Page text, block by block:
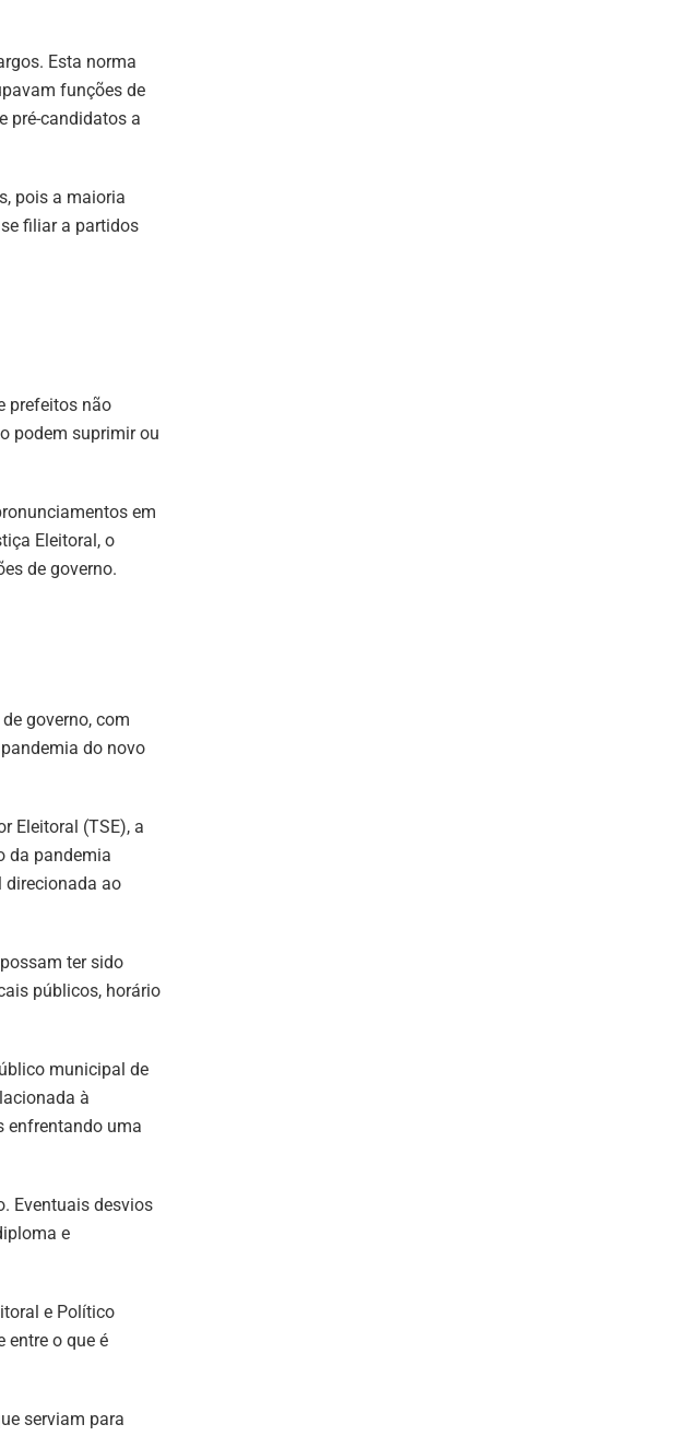
Esta norma
funções de
pré-candidatos a
pois a maioria
filiar a partidos
prefeitos não
podem suprimir ou
em
Eleitoral, o
de governo.
governo, com
do novo
Eleitoral (TSE), a
da pandemia
direcionada ao
ter sido
públicos, horário
municipal de
à
enfrentando uma
Eventuais desvios
e
e Político
entre o que é
serviam para